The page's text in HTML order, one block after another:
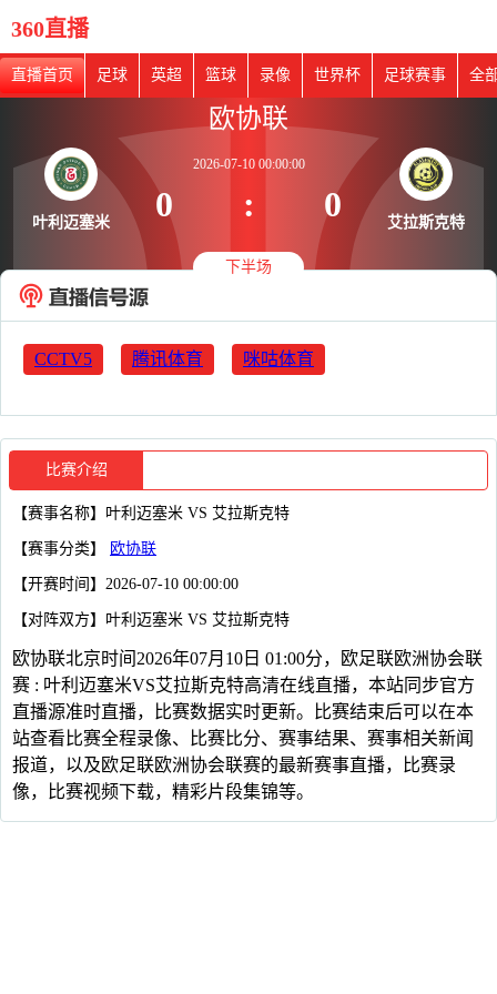
360直播
直播首页 足球 英超 篮球 录像 世界杯 足球赛事 全
叶利迈塞米
欧协联
2026-07-10 00:00:00
0 : 0
下半场
艾拉斯克特
CCTV5 腾讯体育 咪咕体育
比赛介绍
【赛事名称】叶利迈塞米 VS 艾拉斯克特
【赛事分类】 欧协联
【开赛时间】2026-07-10 00:00:00
【对阵双方】叶利迈塞米 VS 艾拉斯克特
欧协联北京时间2026年07月10日 01:00分，欧足联欧洲协会联
赛 : 叶利迈塞米VS艾拉斯克特高清在线直播，本站同步官方
直播源准时直播，比赛数据实时更新。比赛结束后可以在本
站查看比赛全程录像、比赛比分、赛事结果、赛事相关新闻
报道，以及欧足联欧洲协会联赛的最新赛事直播，比赛录
像，比赛视频下载，精彩片段集锦等。